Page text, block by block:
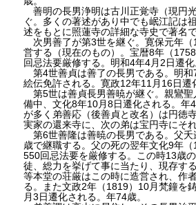
善明の長男浄明は古川正覚寺（現円
ぐ。多くの著述があり中でも岷江記は
述をもとに照蓮寺の詳細な寺史で著名で
次男善了が第3世を継ぐ。寛保元年（
営する（現在のもの）。宝暦8年（
回忌法要厳修する。明和4年4月2日遷化
第4世善貞は善了の長男である。明和
絵伝免許される。寛政12年11月16日遷
第5世は善貞長男善暁が継ぐ。親鸞聖
備中、文化8年10月8日遷化される。年
が多く弟善応（後善貞と改名）は円徳
実家の還来寺に、次の弟は宝円寺にそ
第6世善隆は善暁の長男である。父夭
歳で継職する。父の死の翌年文化9年
550回忌法要を厳修する。この時13歳
徒、総力を挙げて事に当たり、現存す
等本堂の荘厳はこの時に造営され、作
る。また文政2年（1819）10月梵鐘を
月3日遷化される。年74歳。